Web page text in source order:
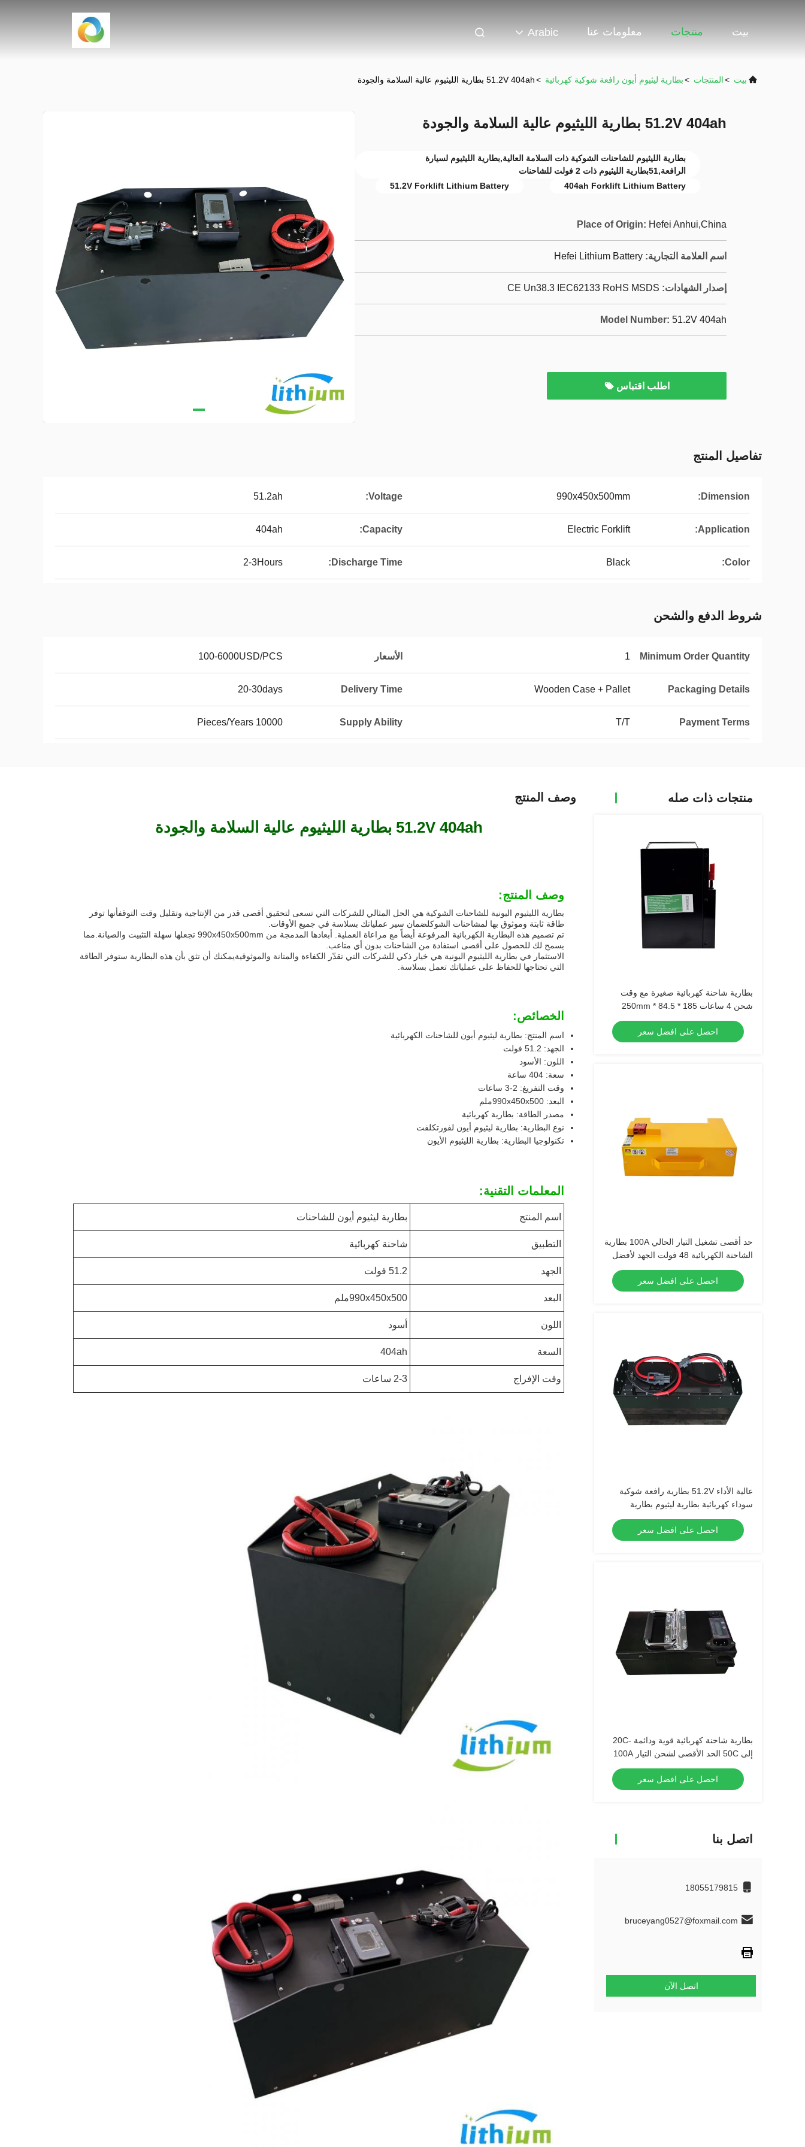
بيت منتجات معلومات عنا Arabic
بيت >المنتجات >بطارية ليثيوم أيون رافعة شوكية كهربائية >51.2V 404ah بطارية الليثيوم عالية السلامة والجودة
51.2V 404ah بطارية الليثيوم عالية السلامة والجودة
بطارية الليثيوم للشاحنات الشوكية ذات السلامة العالية,بطارية الليثيوم لسيارة
الرافعة,51بطارية الليثيوم ذات 2 فولت للشاحنات
404ah Forklift Lithium Battery
51.2V Forklift Lithium Battery
Place of Origin: Hefei Anhui,China
اسم العلامة التجارية: Hefei Lithium Battery
إصدار الشهادات: CE Un38.3 IEC62133 RoHS MSDS
Model Number: 51.2V 404ah
اطلب اقتباس
تفاصيل المنتج
Dimension:
990x450x500mm
Voltage:
51.2ah
Application:
Electric Forklift
Capacity:
404ah
Color:
Black
Discharge Time:
2-3Hours
شروط الدفع والشحن
Minimum Order Quantity
1 الأسعار 100-6000USD/PCS
Packaging Details
Wooden Case + Pallet
Delivery Time
20-30days
Payment Terms
T/T
Supply Ability
10000 Pieces/Years
منتجات ذات صله
بطارية شاحنة كهربائية صغيرة مع وقت
شحن 4 ساعات 185 * 84.5 * 250mm
احصل على افضل سعر
حد أقصى تشغيل التيار الحالي 100A بطارية
الشاحنة الكهربائية 48 فولت الجهد لأفضل
احصل على افضل سعر
عالية الأداء 51.2V بطارية رافعة شوكية
سوداء كهربائية بطارية ليثيوم بطارية
LiFePO4
احصل على افضل سعر
بطارية شاحنة كهربائية قوية ودائمة -20C
إلى 50C الحد الأقصى لشحن التيار 100A
احصل على افضل سعر
اتصل بنا
18055179815
bruceyang0527@foxmail.com
اتصل الآن
وصف المنتج
51.2V 404ah بطارية الليثيوم عالية السلامة والجودة
وصف المنتج:
بطارية الليثيوم اليونية للشاحنات الشوكية هي الحل المثالي للشركات التي تسعى لتحقيق أقصى قدر من الإنتاجية وتقليل وقت التوقفأنها توفر
طاقة ثابتة وموثوق بها لمشاحنات الشوكلضمان سير عملياتك بسلاسة في جميع الأوقات.
تم تصميم هذه البطارية الكهربائية المرفوعة أيضاً مع مراعاة العملية. أبعادها المدمجة من 990x450x500mm تجعلها سهلة التثبيت والصيانة.مما
يسمح لك للحصول على أقصى استفادة من الشاحنات بدون أي متاعب.
الاستثمار في بطارية الليثيوم اليونية هي خيار ذكي للشركات التي تقدّر الكفاءة والمتانة والموثوقيةيمكنك أن تثق بأن هذه البطارية ستوفر الطاقة
التي تحتاجها للحفاظ على عملياتك تعمل بسلاسة.
الخصائص:
اسم المنتج: بطارية ليثيوم أيون للشاحنات الكهربائية
الجهد: 51.2 فولت
اللون: الأسود
سعة: 404 ساعة
وقت التفريغ: 2-3 ساعات
البعد: 990x450x500ملم
مصدر الطاقة: بطارية كهربائية
نوع البطارية: بطارية ليثيوم أيون لفورتكلفت
تكنولوجيا البطارية: بطارية الليثيوم الأيون
المعلمات التقنية:
اسم المنتج بطارية ليثيوم أيون للشاحنات
التطبيق شاحنة كهربائية
الجهد 51.2 فولت
البعد 990x450x500ملم
اللون أسود
السعة 404ah
وقت الإفراج 2-3 ساعات